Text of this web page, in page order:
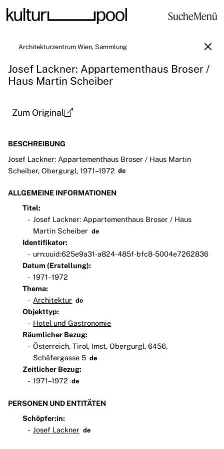
SucheMenü
Architekturzentrum Wien, Sammlung
Josef Lackner: Appartementhaus Broser /
Haus Martin Scheiber
Zum Original
BESCHREIBUNG
Josef Lackner: Appartementhaus Broser / Haus Martin
Scheiber, Obergurgl, 1971–1972 de
ALLGEMEINE INFORMATIONEN
Titel:
Josef Lackner: Appartementhaus Broser / Haus
Martin Scheiber de
Identifikator:
urn:uuid:625e9a31-a824-485f-bfc8-5004e7262836
Datum (Erstellung):
1971–1972
Thema:
Architektur de
Objekttyp:
Hotel und Gastronomie
Räumlicher Bezug:
Österreich, Tirol, Imst, Obergurgl, 6456,
Schäfergasse 5 de
Zeitlicher Bezug:
1971–1972 de
PERSONEN UND ENTITÄTEN
Schöpfer:in:
Josef Lackner de